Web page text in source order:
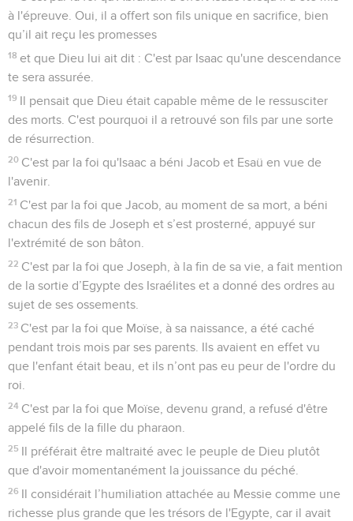
à l'épreuve. Oui, il a offert son fils unique en sacrifice, bien
qu’il ait reçu les promesses
18 et que Dieu lui ait dit : C'est par Isaac qu'une descendance
te sera assurée.
19 Il pensait que Dieu était capable même de le ressusciter
des morts. C'est pourquoi il a retrouvé son fils par une sorte
de résurrection.
20 C'est par la foi qu'Isaac a béni Jacob et Esaü en vue de
l'avenir.
21 C'est par la foi que Jacob, au moment de sa mort, a béni
chacun des fils de Joseph et s’est prosterné, appuyé sur
l'extrémité de son bâton.
22 C'est par la foi que Joseph, à la fin de sa vie, a fait mention
de la sortie d’Egypte des Israélites et a donné des ordres au
sujet de ses ossements.
23 C'est par la foi que Moïse, à sa naissance, a été caché
pendant trois mois par ses parents. Ils avaient en effet vu
que l'enfant était beau, et ils n’ont pas eu peur de l'ordre du
roi.
24 C'est par la foi que Moïse, devenu grand, a refusé d'être
appelé fils de la fille du pharaon.
25 Il préférait être maltraité avec le peuple de Dieu plutôt
que d'avoir momentanément la jouissance du péché.
26 Il considérait l’humiliation attachée au Messie comme une
richesse plus grande que les trésors de l'Egypte, car il avait